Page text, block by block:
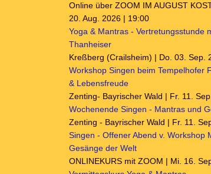
Online über ZOOM IM AUGUST
20. Aug. 2026 | 19:00
Yoga & Mantras - Vertretungsstunde
Thanheiser
Kreßberg (Crailsheim) | Do. 03. Sep.
Workshop Singen beim Tempelhofer
& Lebensfreude
Zenting- Bayrischer Wald | Fr. 11.
Wochenende Singen - Mantras und
Zenting - Bayrischer Wald | Fr. 11.
Singen - Offener Abend v. Workshop
Gesänge der Welt
ONLINEKURS mit ZOOM | Mi. 16.